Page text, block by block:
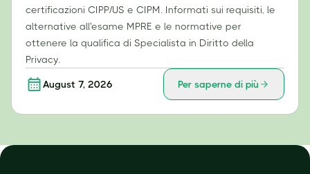
certificazioni CIPP/US e CIPM. Informati sui requisiti, le
alternative all'esame MPRE e le normative per
ottenere la qualifica di Specialista in Diritto della
Privacy.
August 7, 2026 Per saperne di più